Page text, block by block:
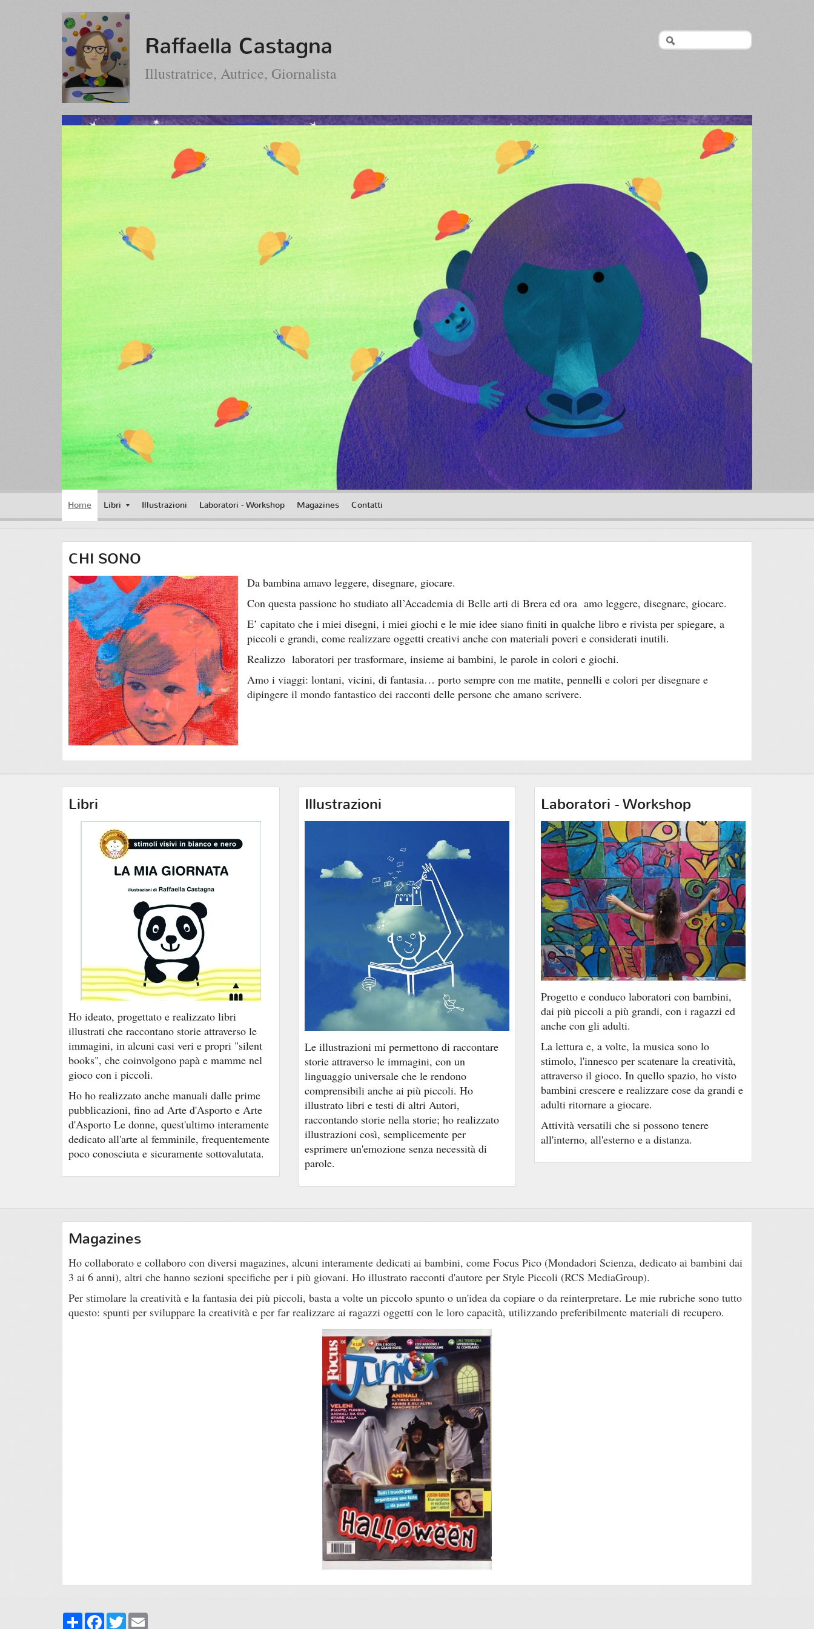
Raffaella Castagna
Illustratrice, Autrice, Giornalista
Home Libri Illustrazioni Laboratori - Workshop Magazines Contatti
CHI SONO
Dabambina amavo leggere, disegnare, giocare.
Con questa passione ho studiato all’Accademia di Belle arti di Brera ed ora amo leggere, disegnare, giocare.
E’ capitato che i miei disegni, i miei giochi e le mie idee siano finiti in qualche libro e rivista per spiegare, a
piccoli e grandi, come realizzare oggetti creativi anche con materiali poveri e considerati inutili.
Realizzo laboratori per trasformare, insieme ai bambini, le parole in colori e giochi.
Amo i viaggi: lontani, vicini, di fantasia… porto sempre con me matite, pennelli e colori per disegnare e
dipingere il mondo fantastico dei racconti delle persone che amano scrivere.
Libri
Ho ideato, progettato e realizzato libri
illustrati che raccontano storie attraverso le
immagini, in alcuni casi veri e propri "silent
books", che coinvolgono papà e mamme nel
gioco con i piccoli.
Ho ho realizzato anche manuali dalle prime
pubblicazioni, fino ad Arte d'Asporto e Arte
d'Asporto Le donne, quest'ultimo interamente
dedicato all'arte al femminile, frequentemente
poco conosciuta e sicuramente sottovalutata.
Illustrazioni
Le illustrazioni mi permettono di raccontare
storie attraverso le immagini, con un
linguaggio universale che le rendono
comprensibili anche ai più piccoli. Ho
illustrato libri e testi di altri Autori,
raccontando storie nella storie; ho realizzato
illustrazioni così, semplicemente per
esprimere un'emozione senza necessità di
parole.
Laboratori - Workshop
Progetto e conduco laboratori con bambini,
dai più piccoli a più grandi, con i ragazzi ed
anche con gli adulti.
La lettura e, a volte, la musica sono lo
stimolo, l'innesco per scatenare la creatività,
attraverso il gioco. In quello spazio, ho visto
bambini crescere e realizzare cose da grandi e
adulti ritornare a giocare.
Attività versatili che si possono tenere
all'interno, all'esterno e a distanza.
Magazines
Ho collaborato e collaboro con diversi magazines, alcuni interamente dedicati ai bambini, come Focus Pico (Mondadori Scienza, dedicato ai bambini dai
3 ai 6 anni), altri che hanno sezioni specifiche per i più giovani. Ho illustrato racconti d'autore per Style Piccoli (RCS MediaGroup).
Per stimolare la creatività e la fantasia dei più piccoli, basta a volte un piccolo spunto o un'idea da copiare o da reinterpretare. Le mie rubriche sono tutto
questo: spunti per sviluppare la creatività e per far realizzare ai ragazzi oggetti con le loro capacità, utilizzando preferibilmente materiali di recupero.
ShareFacebook
Twitter